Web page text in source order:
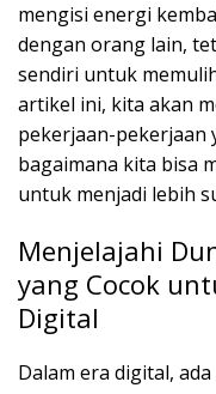
mengisi energi
dengan orang lain,
sendiri untuk
artikel ini, kita akan
pekerjaan-pekerjaan
bagaimana kita bisa
untuk menjadi lebih
Menjelajahi
yang Cocok
Digital
Dalam era digital,